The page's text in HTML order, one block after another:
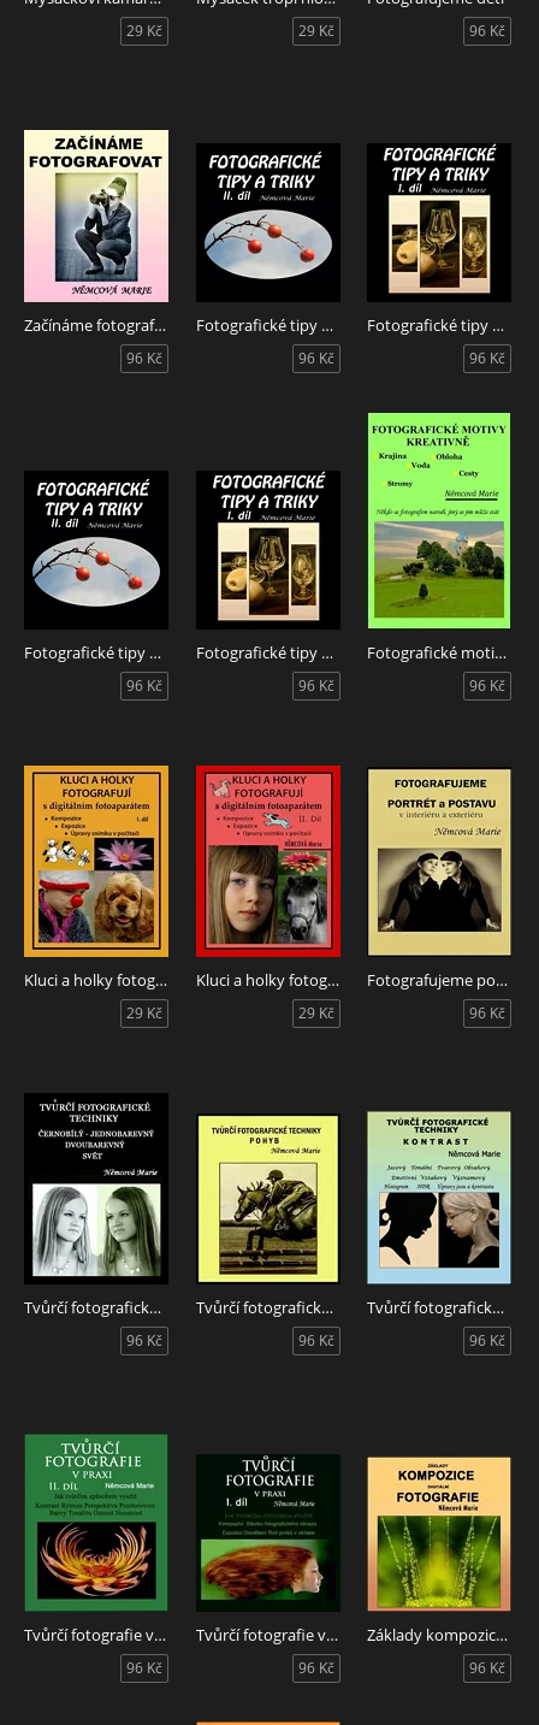
29 Kč 29 Kč 96 Kč
Začínáme fotografovat
96 Kč
Fotografické tipy a triky II.
96 Kč
Fotografické tipy a triky I.
96 Kč
Fotografické tipy a triky II. díl
96 Kč
Fotografické tipy a triky I. díl
96 Kč
Fotografické motivy kreativně, Krajina Obloha Voda Stromy Cesty
96 Kč
Kluci a holky fotografují s digitálním fotoaparátem I. díl
29 Kč
Kluci a holky fotografují s digitálním fotoaparátem II. díl
29 Kč
Fotografujeme portrét a postavu
96 Kč
Tvůrčí fotografické techniky - černobílý - jednobarevný - dvoubarevný svět
96 Kč
Tvůrčí fotografické techniky - pohyb
96 Kč
Tvůrčí fotografické techniky - kontrast
96 Kč
Tvůrčí fotografie v praxi II. díl
96 Kč
Tvůrčí fotografie v praxi I. díl
96 Kč
Základy kompozice digitální fotografie
96 Kč